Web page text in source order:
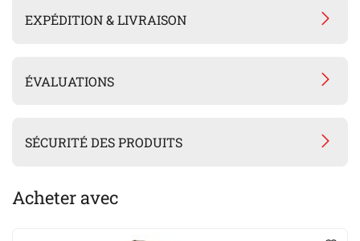
EXPÉDITION & LIVRAISON
ÉVALUATIONS
SÉCURITÉ DES PRODUITS
Acheter avec